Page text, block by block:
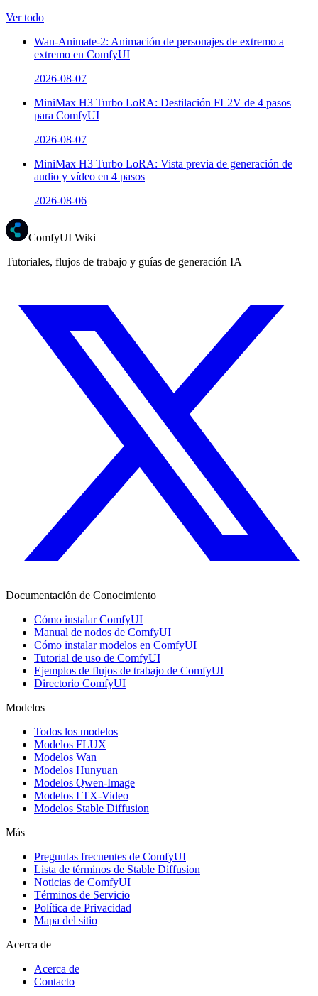
Ver todo
Wan-Animate-2: Animación de personajes de extremo a
extremo en ComfyUI
2026-08-07
MiniMax H3 Turbo LoRA: Destilación FL2V de 4 pasos
para ComfyUI
2026-08-07
MiniMax H3 Turbo LoRA: Vista previa de generación de
audio y vídeo en 4 pasos
2026-08-06
ComfyUI Wiki
Tutoriales, flujos de trabajo y guías de generación IA
Documentación de Conocimiento
Cómo instalar ComfyUI
Manual de nodos de ComfyUI
Cómo instalar modelos en ComfyUI
Tutorial de uso de ComfyUI
Ejemplos de flujos de trabajo de ComfyUI
Directorio ComfyUI
Modelos
Todos los modelos
Modelos FLUX
Modelos Wan
Modelos Hunyuan
Modelos Qwen-Image
Modelos LTX-Video
Modelos Stable Diffusion
Más
Preguntas frecuentes de ComfyUI
Lista de términos de Stable Diffusion
Noticias de ComfyUI
Términos de Servicio
Política de Privacidad
Mapa del sitio
Acerca de
Acerca de
Contacto